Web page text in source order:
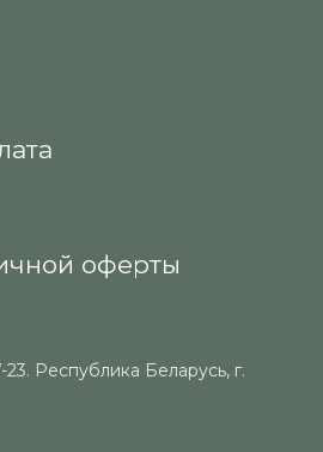
оферты
Республика Беларусь, г.